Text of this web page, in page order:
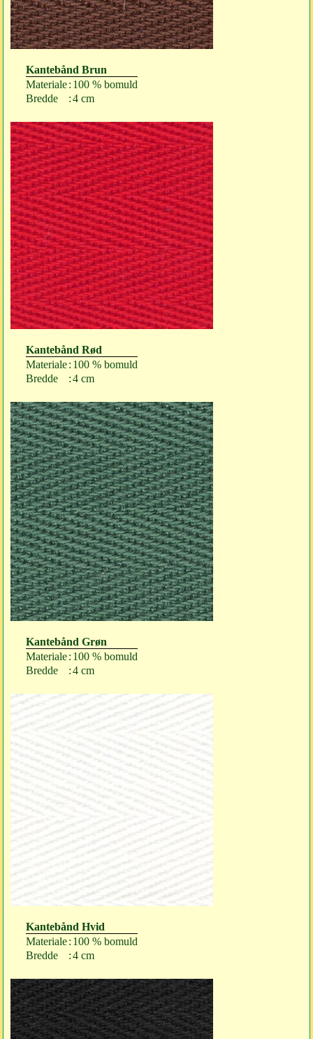
Kantebånd Brun
Materiale: 100 % bomuld
Bredde
:4 cm
Kantebånd Rød
Materiale: 100 % bomuld
Bredde
:4 cm
Kantebånd Grøn
Materiale: 100 % bomuld
Bredde
:4 cm
Kantebånd Hvid
Materiale: 100 % bomuld
Bredde
:4 cm